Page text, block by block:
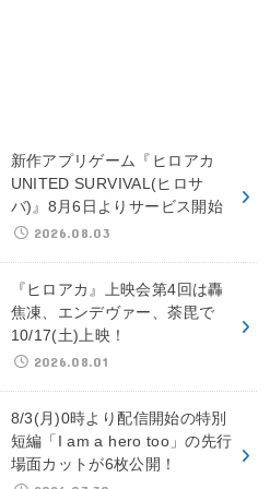
新作アプリゲーム『ヒロアカ
UNITED SURVIVAL(ヒロサ
バ)』8月6日よりサービス開始
2026.08.03
『ヒロアカ』上映会第4回は轟
焦凍、エンデヴァー、荼毘で
10/17(土)上映！
2026.08.01
8/3(月)0時より配信開始の特別
短編「I am a hero too」の先行
場面カットが6枚公開！